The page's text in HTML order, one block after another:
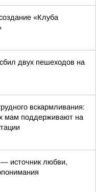
«Клуба
двух пешеходов на
вскармливания:
мам поддерживают на
источник любви,